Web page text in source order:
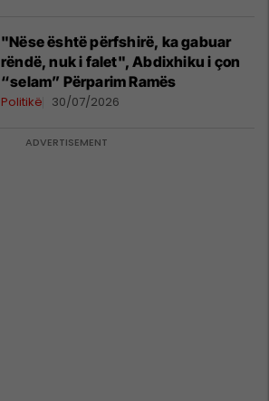
"Nëse është përfshirë, ka gabuar
rëndë, nuk i falet", Abdixhiku i çon
“selam” Përparim Ramës
Politikë 30/07/2026